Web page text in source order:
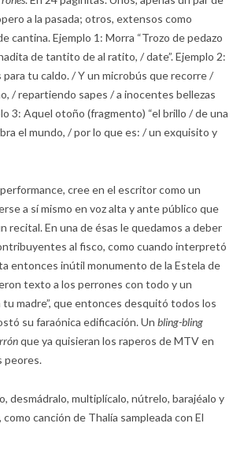
a la pasada; otros, extensos como
cantina. Ejemplo 1: Morra “Trozo de pedazo
de tantito de al ratito, / date”. Ejemplo 2:
tu caldo. / Y un microbús que recorre /
/ repartiendo sapes / a inocentes bellezas
3: Aquel otoño (fragmento) “el brillo / de una
el mundo, / por lo que es: / un exquisito y
cree en el escritor como un
a sí mismo en voz alta y ante público que
recital. En una de ésas le quedamos a deber
al fisco, como cuando interpretó
entonces inútil monumento de la Estela de
texto a los perrones con todo y un
tu madre”, que entonces desquitó todos los
su faraónica edificación. Un bling-bling
que ya quisieran los raperos de MTV en
peores.
desmádralo, multiplícalo, nútrelo, barajéalo y
como canción de Thalía sampleada con El